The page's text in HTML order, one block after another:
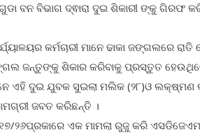
ବନ ବିଭାଗ ଦ୍ଵାରା ଦୁଇ ଶିକାରୀ ଙ୍କୁ ଗିରଫ
କର୍ମଚାରୀ ମାନେ ଢାକା ଜଙ୍ଗଲରେ
ଜନ୍ତୁଙ୍କୁ ଶିକାର କରିବାକୁ ପ୍ରସ୍ତୁତ
ଏହି ଦୁଇ ଯୁବକ ସୁଇଲା ମଲିକ (୨୮)ଓ ଲକ୍ଷ୍ମଣ
ଜବତ କରିଛନ୍ତି ।
୨୬ପ୍ରକାରେ ଏକ ମାମଲା ରୁଜୁ କରି ଏସଡିଜେଏମ